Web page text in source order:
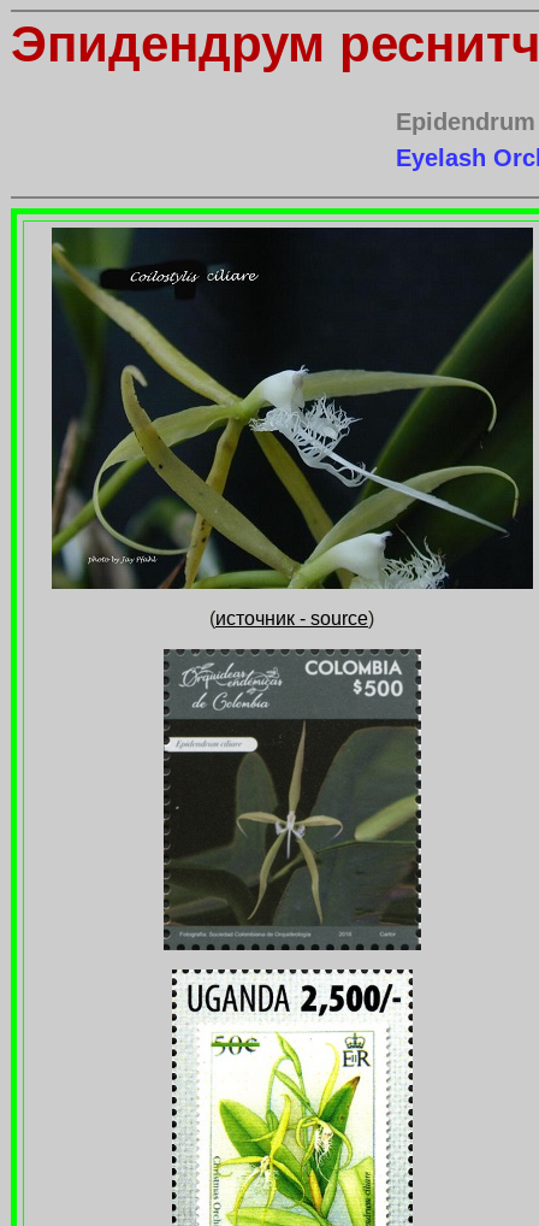
Эпидендрум
Eyelash
(источник - source)